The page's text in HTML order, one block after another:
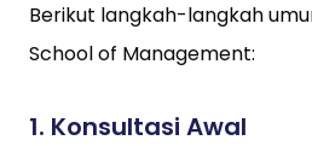
Berikut langkah-langkah
School of Management:
1. Konsultasi Awal